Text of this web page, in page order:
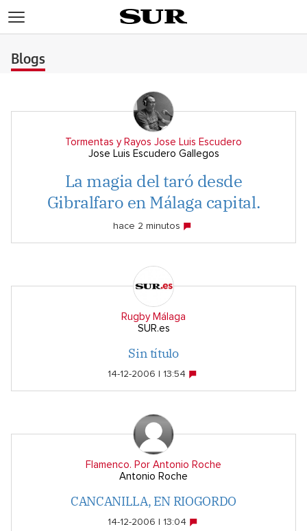
Blogs
Tormentas y Rayos Jose Luis Escudero
Jose Luis Escudero Gallegos
La magia del taró desde
Gibralfaro en Málaga capital.
hace 2 minutos
Rugby Málaga
SUR.es
Sin título
14-12-2006 | 13:54
Flamenco. Por Antonio Roche
Antonio Roche
CANCANILLA, EN RIOGORDO
14-12-2006 | 13:04